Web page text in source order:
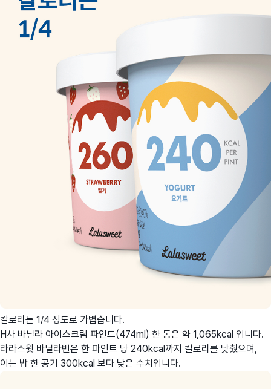
칼로리는 1/4 정도로 가볍습니다.
H사 바닐라 아이스크림 파인트(474ml) 한 통은 약 1,065kcal 입니다.
라라스윗 바닐라빈은 한 파인트 당 240kcal까지 칼로리를 낮췄으며,
이는 밥 한 공기 300kcal 보다 낮은 수치입니다.